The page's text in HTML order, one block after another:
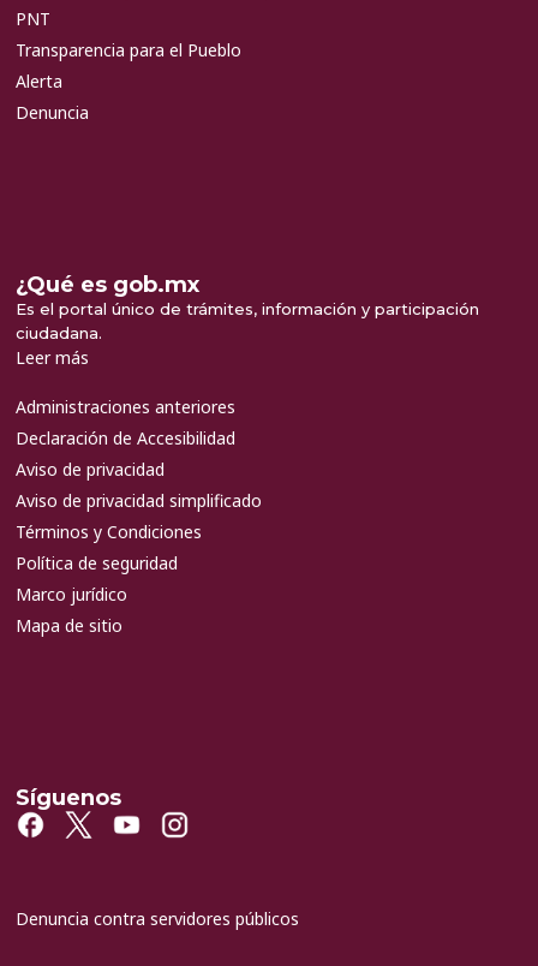
PNT
Transparencia para el Pueblo
Alerta
Denuncia
¿Qué es gob.mx
Es el portal único de trámites, información y participación
ciudadana.
Leer más
Administraciones anteriores
Declaración de Accesibilidad
Aviso de privacidad
Aviso de privacidad simplificado
Términos y Condiciones
Política de seguridad
Marco jurídico
Mapa de sitio
Síguenos
Denuncia contra servidores públicos